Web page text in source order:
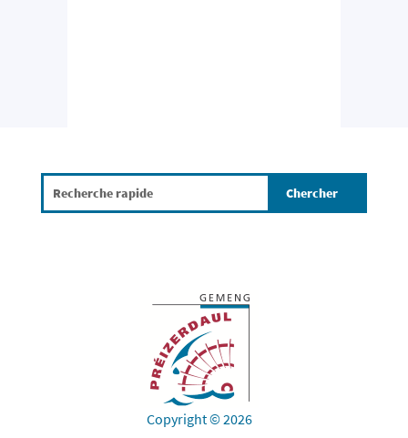
Copyright © 2026